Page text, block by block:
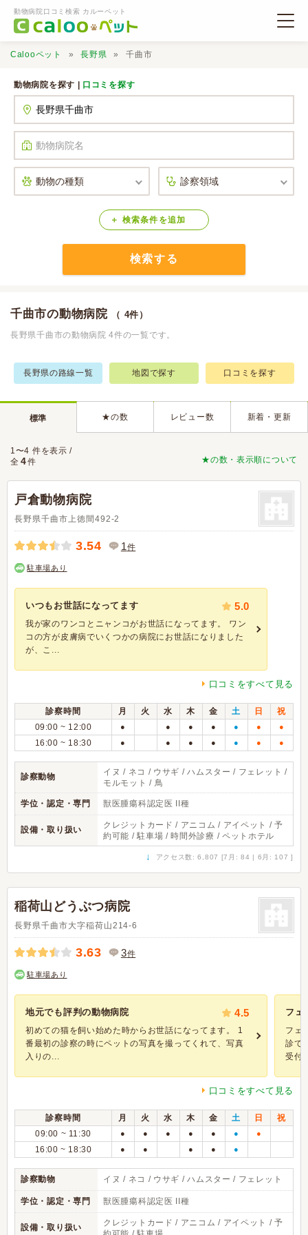
動物病院口コミ検索 カルーペット
口コミ検索
Calooペットとは？
Calooペット 長野県 千曲市
動物病院を探す | 口コミを探す
検索条件 を追加
検索する
千曲市の動物病院 （ 4件）
長野県千曲市の動物病院 4件の一覧です。
長野県の路線一覧 地図で探す 口コミを探す
標準 ★の数 レビュー数 新着・更新
★の数・表示順について
1〜4 件を表示 /
全 4件
戸倉動物病院
長野県千曲市上徳間492-2
3.54 1件
駐車場あり
いつもお世話になってます 5.0
我が家のワンコとニャンコがお世話になってます。 ワン
コの方が皮膚病でいくつかの病院にお世話になりました
が、こ...
口コミをすべて見る
診察時間 月 火 水 木 金 土 日
祝
09:00 ~ 12:00
● ● ● ● ● ● ●
16:00 ~ 18:30 ● ● ● ● ● ● ●
診察動物
イヌ / ネコ / ウサギ / ハムスター / フェレット /
モルモット / 鳥
学位・認定・専門 獣医腫瘍科認定医 II種
設備・取り扱い
クレジットカード / アニコム / アイペット / 予
約可能 / 駐車場 / 時間外診療 / ペットホテル
↓ アクセス数: 6,807 [7月: 84 | 6月: 107 ]
稲荷山どうぶつ病院
長野県千曲市大字稲荷山214-6
3.63 3件
駐車場あり
地元でも評判の動物病院 4.5
初めての猫を飼い始めた時からお世話になってます。 1
番最初の診察の時にペットの写真を撮ってくれて、写真
入りの...
フェ
フェ
診て
受付
口コミをすべて見る
診察時間 月 火 水 木 金 土 日
祝
09:00 ~ 11:30
● ● ● ● ● ● ●
16:00 ~ 18:30 ● ● ● ● ●
診察動物 イヌ / ネコ / ウサギ / ハムスター / フェレット
学位・認定・専門 獣医腫瘍科認定医 II種
設備・取り扱い
クレジットカード / アニコム / アイペット / 予